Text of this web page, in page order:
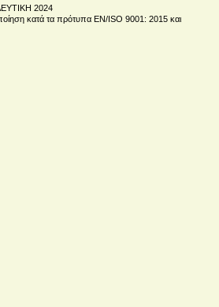
2024
κατά τα πρότυπα EN/ISO 9001: 2015 και